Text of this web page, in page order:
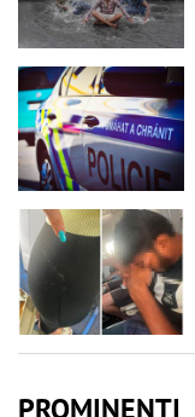
PROMINENTI